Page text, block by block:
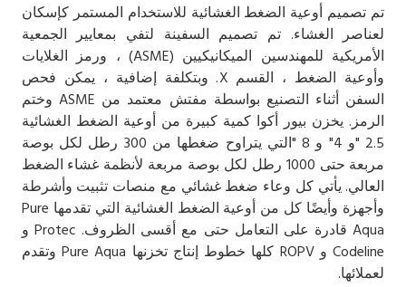
تم تصميم أوعية الضغط الغشائية للاستخدام المستمر كإسكان
لعناصر الغشاء. تم تصميم السفينة لتفي بمعايير الجمعية
الأمريكية للمهندسين الميكانيكيين (ASME) ، ورمز الغلايات
وأوعية الضغط ، القسم X. وبتكلفة إضافية ، يمكن فحص
السفن أثناء التصنيع بواسطة مفتش معتمد من ASME وختم
الرمز. يخزن بيور أكوا كمية كبيرة من أوعية الضغط الغشائية
2.5 "و 4" و 8 "التي يتراوح ضغطها من 300 رطل لكل بوصة
مربعة حتى 1000 رطل لكل بوصة مربعة لأنظمة غشاء الضغط
العالي. يأتي كل وعاء ضغط غشائي مع منصات تثبيت وأشرطة
وأجهزة وأيضًا كل من أوعية الضغط الغشائية التي تقدمها Pure
Aqua قادرة على التعامل حتى مع أقسى الظروف. Protec و
Codeline و ROPV كلها خطوط إنتاج تخزنها Pure Aqua وتقدم
لعملائها.